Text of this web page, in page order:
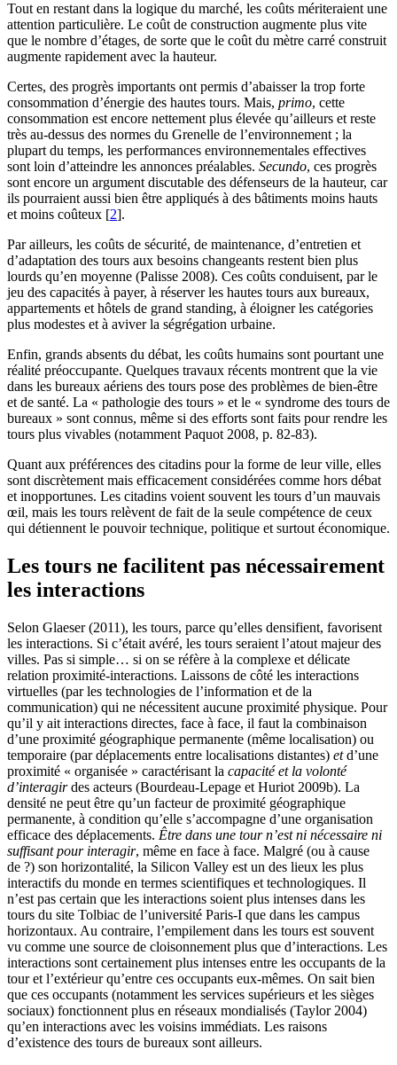
Tout en restant dans la logique du marché, les coûts mériteraient une
attention particulière. Le coût de construction augmente plus vite
que le nombre d’étages, de sorte que le coût du mètre carré construit
augmente rapidement avec la hauteur.
Certes, des progrès importants ont permis d’abaisser la trop forte
consommation d’énergie des hautes tours. Mais, primo, cette
consommation est encore nettement plus élevée qu’ailleurs et reste
très au-dessus des normes du Grenelle de l’environnement ; la
plupart du temps, les performances environnementales effectives
sont loin d’atteindre les annonces préalables. Secundo, ces progrès
sont encore un argument discutable des défenseurs de la hauteur, car
ils pourraient aussi bien être appliqués à des bâtiments moins hauts
et moins coûteux [2].
Par ailleurs, les coûts de sécurité, de maintenance, d’entretien et
d’adaptation des tours aux besoins changeants restent bien plus
lourds qu’en moyenne (Palisse 2008). Ces coûts conduisent, par le
jeu des capacités à payer, à réserver les hautes tours aux bureaux,
appartements et hôtels de grand standing, à éloigner les catégories
plus modestes et à aviver la ségrégation urbaine.
Enfin, grands absents du débat, les coûts humains sont pourtant une
réalité préoccupante. Quelques travaux récents montrent que la vie
dans les bureaux aériens des tours pose des problèmes de bien-être
et de santé. La « pathologie des tours » et le « syndrome des tours de
bureaux » sont connus, même si des efforts sont faits pour rendre les
tours plus vivables (notamment Paquot 2008, p. 82-83).
Quant aux préférences des citadins pour la forme de leur ville, elles
sont discrètement mais efficacement considérées comme hors débat
et inopportunes. Les citadins voient souvent les tours d’un mauvais
œil, mais les tours relèvent de fait de la seule compétence de ceux
qui détiennent le pouvoir technique, politique et surtout économique.
Les tours ne facilitent pas nécessairement
les interactions
Selon Glaeser (2011), les tours, parce qu’elles densifient, favorisent
les interactions. Si c’était avéré, les tours seraient l’atout majeur des
villes. Pas si simple… si on se réfère à la complexe et délicate
relation proximité-interactions. Laissons de côté les interactions
virtuelles (par les technologies de l’information et de la
communication) qui ne nécessitent aucune proximité physique. Pour
qu’il y ait interactions directes, face à face, il faut la combinaison
d’une proximité géographique permanente (même localisation) ou
temporaire (par déplacements entre localisations distantes) etd’une
proximité « organisée » caractérisant la capacité et la volonté
d’interagirdes acteurs (Bourdeau-Lepage et Huriot 2009b). La
densité ne peut être qu’un facteur de proximité géographique
permanente, à condition qu’elle s’accompagne d’une organisation
efficace des déplacements. Être dans une tour n’est ni nécessaire ni
suffisant pour interagir, même en face à face. Malgré (ou à cause
de ?) son horizontalité, la Silicon Valley est un des lieux les plus
interactifs du monde en termes scientifiques et technologiques. Il
n’est pas certain que les interactions soient plus intenses dans les
tours du site Tolbiac de l’université Paris-I que dans les campus
horizontaux. Au contraire, l’empilement dans les tours est souvent
vu comme une source de cloisonnement plus que d’interactions. Les
interactions sont certainement plus intenses entre les occupants de la
tour et l’extérieur qu’entre ces occupants eux-mêmes. On sait bien
que ces occupants (notamment les services supérieurs et les sièges
sociaux) fonctionnent plus en réseaux mondialisés (Taylor 2004)
qu’en interactions avec les voisins immédiats. Les raisons
d’existence des tours de bureaux sont ailleurs.